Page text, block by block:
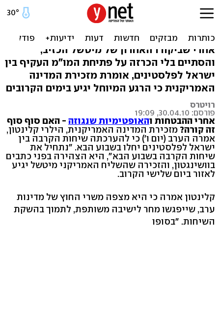
קלינטון: שיחות הקרבה
ייפתחו בשבוע הבא
אחרי שביקורו האחרון של מיטשל הכזיב,
והסתיים בלי הכרזה על פתיחת המו"מ העקיף בין
ישראל לפלסטינים, אומרת מזכירת המדינה
האמריקנית כי הרגע המיוחל יגיע בימים הקרובים
רויטרס
פורסם: 30.04.10, 19:09
אחרי ההבטחות והאופטימיות שנגוזה - האם סוף סוף
זה קורה? מזכירת המדינה האמריקנית, הילרי קלינטון,
אמרה הערב (יום ו') כי להערכתה שיחות הקרבה בין
ישראל לפלסטינים יחלו בשבוע הבא. "נתחיל את
שיחות הקרבה בשבוע הבא", היא הצהירה בפני כתבים
בוושינגטון, והזכירה שהשליח האמריקני מיטשל יגיע
לאזור ביום שלישי הקרוב.
קלינטון אמרה כי היא מצפה משרי החוץ של מדינות
ערב, שייפגשו מחר לישיבה משותפת, לתמוך בהשקת
השיחות. "בסופו